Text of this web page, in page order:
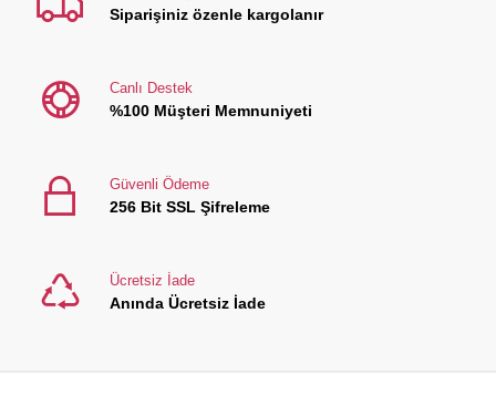
Siparişiniz özenle kargolanır
Canlı Destek
%100 Müşteri Memnuniyeti
Güvenli Ödeme
256 Bit SSL Şifreleme
Ücretsiz İade
Anında Ücretsiz İade